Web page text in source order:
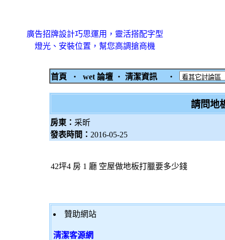
廣告招牌設計巧思運用，靈活搭配字型
燈光、安裝位置，幫您高調搶商機
首頁 ‧ wet 論壇 ‧ 清潔資訊 ‧
請問地
房東： 采昕
發表時間： 2016-05-25
42坪4 房 1 廳 空屋做地板打臘要多少錢
贊助網站
清潔客源網